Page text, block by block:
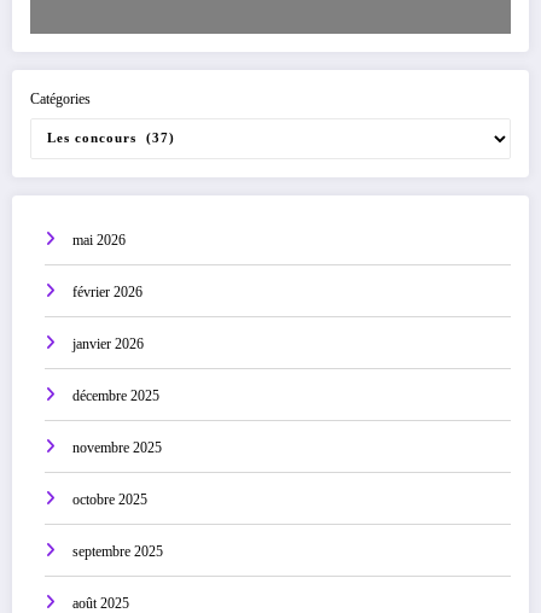
Catégories
mai 2026
février 2026
janvier 2026
décembre 2025
novembre 2025
octobre 2025
septembre 2025
août 2025